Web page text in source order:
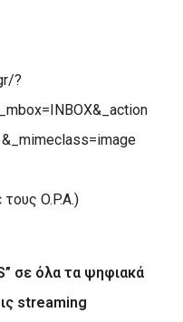
?
τους O.P.A.)
” σε όλα τα ψηφιακά
streaming